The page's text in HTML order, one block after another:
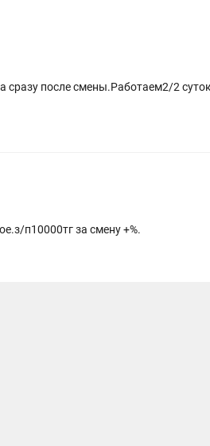
после смены.Работаем2/2
п10000тг за смену +%.